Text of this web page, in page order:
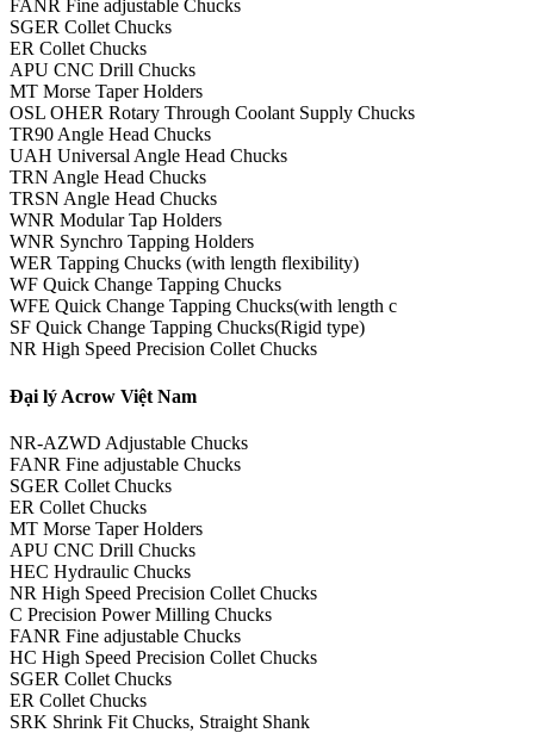
FANR Fine adjustable Chucks
SGER Collet Chucks
ER Collet Chucks
APU CNC Drill Chucks
MT Morse Taper Holders
OSL OHER Rotary Through Coolant Supply Chucks
TR90 Angle Head Chucks
UAH Universal Angle Head Chucks
TRN Angle Head Chucks
TRSN Angle Head Chucks
WNR Modular Tap Holders
WNR Synchro Tapping Holders
WER Tapping Chucks (with length flexibility)
WF Quick Change Tapping Chucks
WFE Quick Change Tapping Chucks(with length c
SF Quick Change Tapping Chucks(Rigid type)
NR High Speed Precision Collet Chucks
Đại lý Acrow Việt Nam
NR-AZWD Adjustable Chucks
FANR Fine adjustable Chucks
SGER Collet Chucks
ER Collet Chucks
MT Morse Taper Holders
APU CNC Drill Chucks
HEC Hydraulic Chucks
NR High Speed Precision Collet Chucks
C Precision Power Milling Chucks
FANR Fine adjustable Chucks
HC High Speed Precision Collet Chucks
SGER Collet Chucks
ER Collet Chucks
SRK Shrink Fit Chucks, Straight Shank